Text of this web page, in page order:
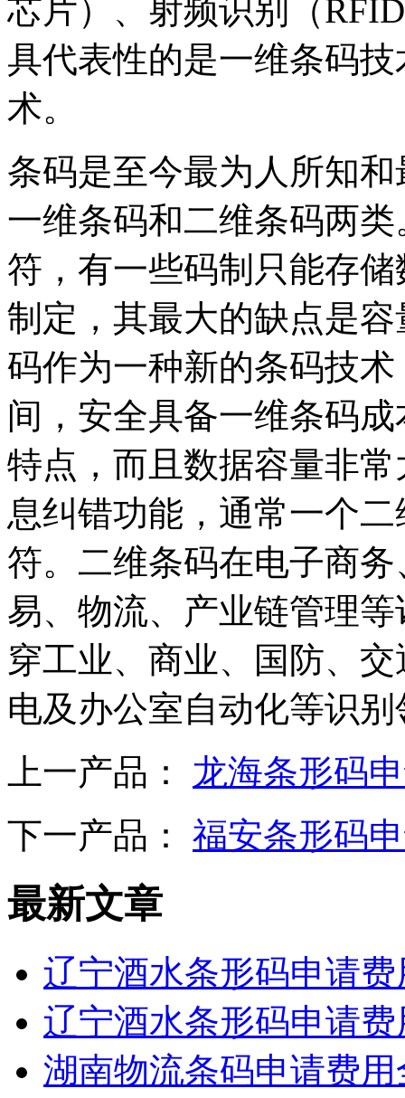
芯片）、射频识别（
具代表性的是一维条码
术。
条码是至今最为人所知
一维条码和二维条码两
符，有一些码制只能存
制定，其最大的缺点是
码作为一种新的条码技
间，安全具备一维条码
特点，而且数据容量非
息纠错功能，通常一个
符。二维条码在电子商
易、物流、产业链管理
穿工业、商业、国防、
电及办公室自动化等识别
上一产品： 龙海条形码
下一产品： 福安条形码
最新文章
辽宁酒水条形码申请
辽宁酒水条形码申请
湖南物流条码申请费